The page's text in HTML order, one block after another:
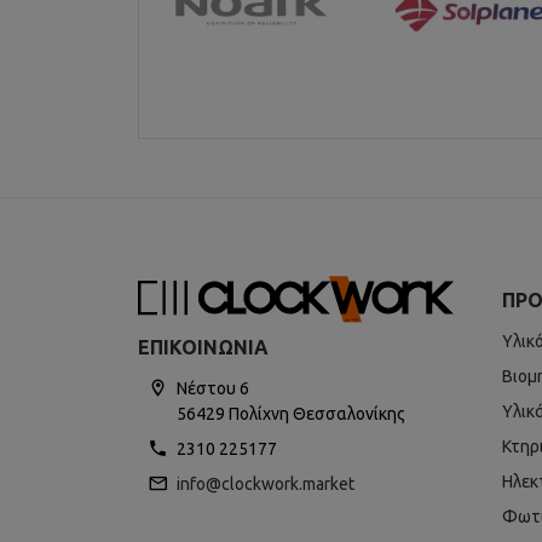
ΕΠΙΚΟΙΝΩΝΊΑ
Νέστου 6
56429 Πολίχνη Θεσσαλονίκης
2310 225177
info@clockwork.market